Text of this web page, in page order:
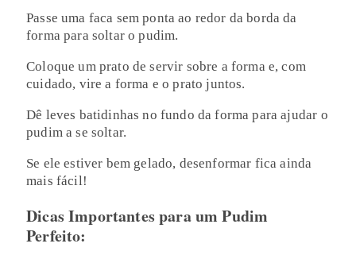
Passe uma faca sem ponta ao redor da borda da
forma para soltar o pudim.
Coloque um prato de servir sobre a forma e, com
cuidado, vire a forma e o prato juntos.
Dê leves batidinhas no fundo da forma para ajudar o
pudim a se soltar.
Se ele estiver bem gelado, desenformar fica ainda
mais fácil!
Dicas Importantes para um Pudim
Perfeito: